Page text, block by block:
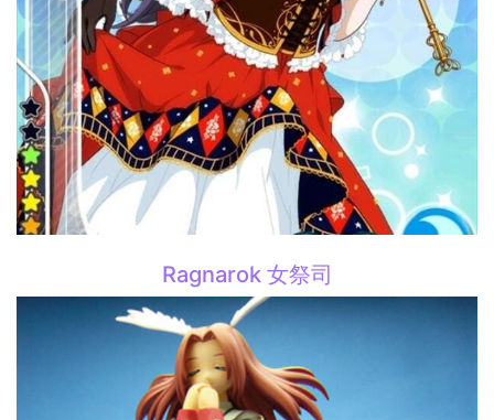
Ragnarok 女祭司